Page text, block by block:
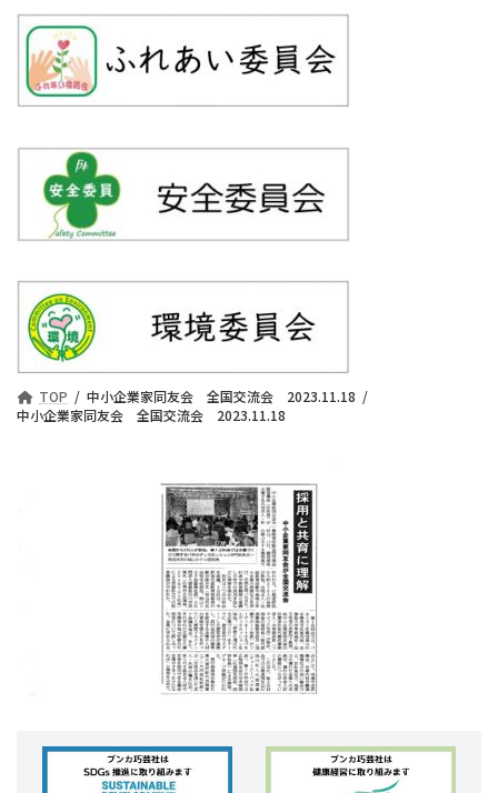
TOP
中小企業家同友会 全国交流会 2023.11.18
中小企業家同友会 全国交流会 2023.11.18